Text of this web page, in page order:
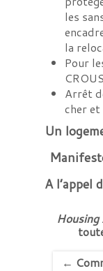
les
la
Pour
Arrêt
cher
Un
A l’appel
Housing
←